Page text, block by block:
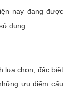
nay đang được
dụng:
lựa chọn, đặc biệt
ưu điểm cấu